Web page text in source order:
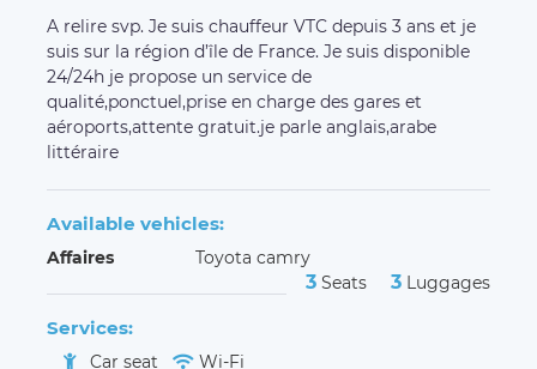
A relire svp. Je suis chauffeur VTC depuis 3 ans et je
suis sur la région d’île de France. Je suis disponible
24/24h je propose un service de
qualité,ponctuel,prise en charge des gares et
aéroports,attente gratuit.je parle anglais,arabe
littéraire
Available vehicles:
Affaires Toyota camry
3 Seats 3 Luggages
Services:
Car seat Wi-Fi